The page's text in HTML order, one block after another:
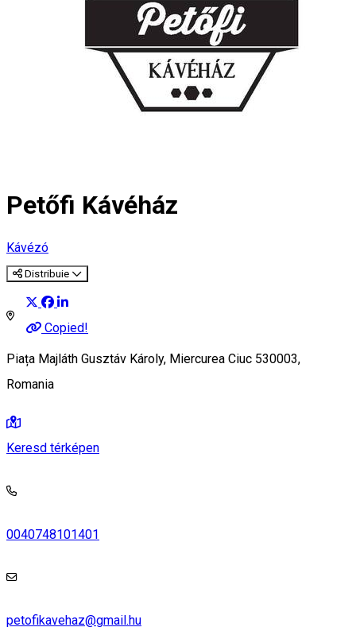
Petőfi Kávéház
Kávézó
Distribuie
Copied!
Piața Majláth Gusztáv Károly, Miercurea Ciuc 530003,
Romania
Keresd térképen
0040748101401
petofikavehaz@gmail.hu